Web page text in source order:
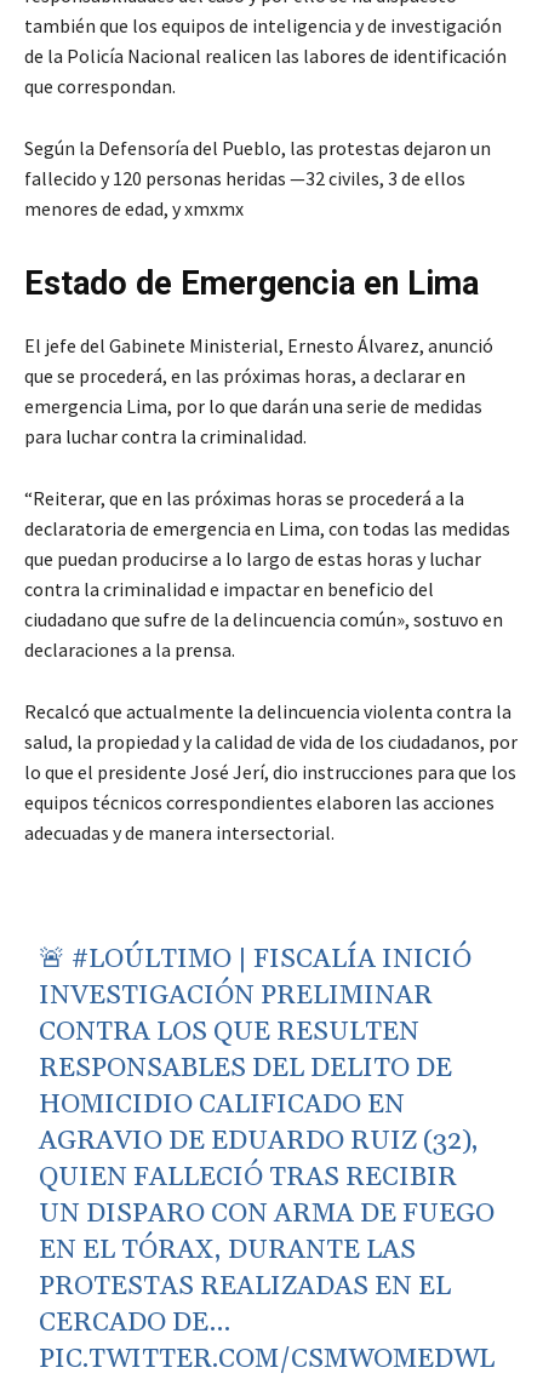
también que los equipos de inteligencia y de investigación
de la Policía Nacional realicen las labores de identificación
que correspondan.
Según la Defensoría del Pueblo, las protestas dejaron un
fallecido y 120 personas heridas —32 civiles, 3 de ellos
menores de edad, y xmxmx
Estado de Emergencia en Lima
El jefe del Gabinete Ministerial, Ernesto Álvarez, anunció
que se procederá, en las próximas horas, a declarar en
emergencia Lima, por lo que darán una serie de medidas
para luchar contra la criminalidad.
“Reiterar, que en las próximas horas se procederá a la
declaratoria de emergencia en Lima, con todas las medidas
que puedan producirse a lo largo de estas horas y luchar
contra la criminalidad e impactar en beneficio del
ciudadano que sufre de la delincuencia común», sostuvo en
declaraciones a la prensa.
Recalcó que actualmente la delincuencia violenta contra la
salud, la propiedad y la calidad de vida de los ciudadanos, por
lo que el presidente José Jerí, dio instrucciones para que los
equipos técnicos correspondientes elaboren las acciones
adecuadas y de manera intersectorial.
🚨 #LOÚLTIMO | FISCALÍA INICIÓ
INVESTIGACIÓN PRELIMINAR
CONTRA LOS QUE RESULTEN
RESPONSABLES DEL DELITO DE
HOMICIDIO CALIFICADO EN
AGRAVIO DE EDUARDO RUIZ (32),
QUIEN FALLECIÓ TRAS RECIBIR
UN DISPARO CON ARMA DE FUEGO
EN EL TÓRAX, DURANTE LAS
PROTESTAS REALIZADAS EN EL
CERCADO DE…
PIC.TWITTER.COM/CSMWOMEDWL